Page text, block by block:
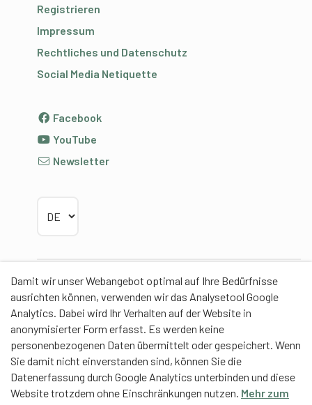
Damit wir unser Webangebot optimal auf Ihre Bedürfnisse
ausrichten können, verwenden wir das Analysetool Google
Analytics. Dabei wird Ihr Verhalten auf der Website in
anonymisierter Form erfasst. Es werden keine
personenbezogenen Daten übermittelt oder gespeichert. Wenn
Sie damit nicht einverstanden sind, können Sie die
Datenerfassung durch Google Analytics unterbinden und diese
Website trotzdem ohne Einschränkungen nutzen. Mehr zum
Registrieren
Impressum
Rechtliches und Datenschutz
Social Media Netiquette
Facebook
YouTube
Newsletter
Partner
Contentpartner
Eidgenössische Hochschule für Sport Magglingen